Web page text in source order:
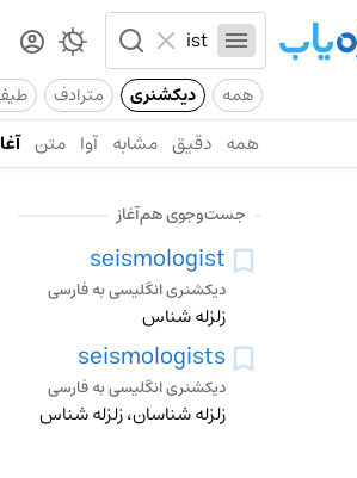
همه دیکشنری مترادف
همه دقیق مشابه آوا متن
جست‌وجوی هم‌آغاز
seismologist
دیکشنری انگلیسی به فارسی
زلزله شناس
seismologists
دیکشنری انگلیسی به فارسی
زلزله شناسان، زلزله شناس